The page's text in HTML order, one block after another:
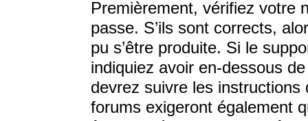
Premièrement, vérifiez votre
passe. S’ils sont corrects,
pu s’être produite. Si le
indiquiez avoir en-dessous
devrez suivre les
forums exigeront également